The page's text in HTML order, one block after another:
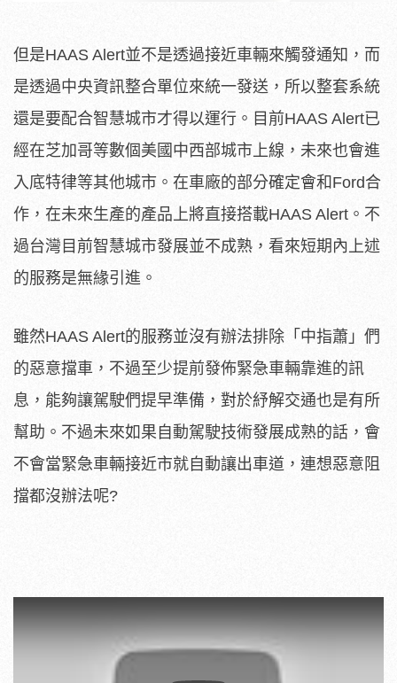
但是HAAS Alert並不是透過接近車輛來觸發通知，而
是透過中央資訊整合單位來統一發送，所以整套系統
還是要配合智慧城市才得以運行。目前HAAS Alert已
經在芝加哥等數個美國中西部城市上線，未來也會進
入底特律等其他城市。在車廠的部分確定會和Ford合
作，在未來生產的產品上將直接搭載HAAS Alert。不
過台灣目前智慧城市發展並不成熟，看來短期內上述
的服務是無緣引進。
雖然HAAS Alert的服務並沒有辦法排除「中指蕭」們
的惡意擋車，不過至少提前發佈緊急車輛靠進的訊
息，能夠讓駕駛們提早準備，對於紓解交通也是有所
幫助。不過未來如果自動駕駛技術發展成熟的話，會
不會當緊急車輛接近市就自動讓出車道，連想惡意阻
擋都沒辦法呢?